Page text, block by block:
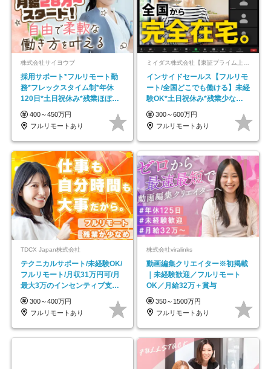
株式会社サイヨウブ
採用サポート*フルリモート勤
務*フレックスタイム制*年休
120日*土日祝休み*残業ほぼな
し*育児中社員8割以上
400～450万円
フルリモートあり
ミイダス株式会社【東証プライム上場パーソルグループ】
インサイドセールス【フルリモ
ート/全国どこでも働ける】未経
験OK*土日祝休み*残業少なめ*
在宅勤務手当あり
300～600万円
フルリモートあり
TDCX Japan株式会社
テクニカルサポート/未経験OK/
フルリモート/月収31万円可/月
最大3万のインセンティブ支給/
平均年齢33歳
300～400万円
フルリモートあり
株式会社viralinks
動画編集クリエイター※初掲載
｜未経験歓迎／フルリモート
OK／月給32万＋賞与
350～1500万円
フルリモートあり